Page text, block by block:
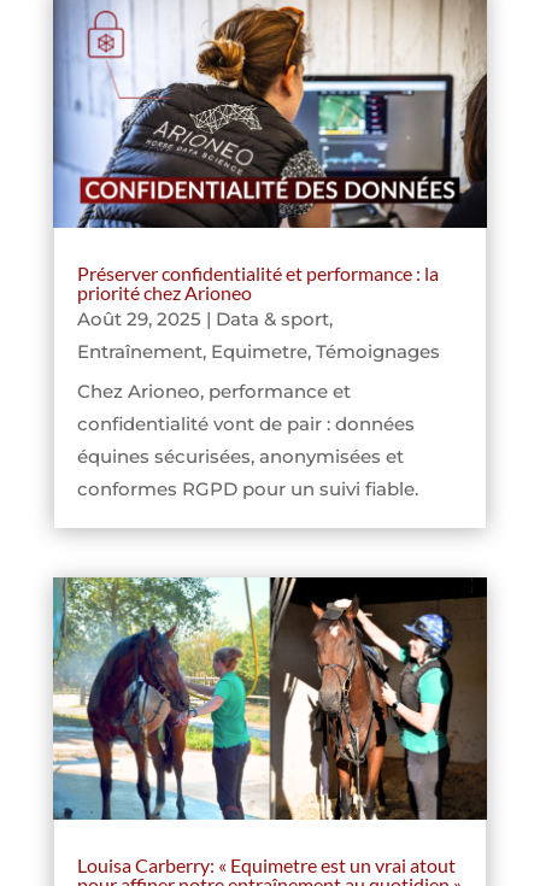
Préserver confidentialité et performance : la
priorité chez Arioneo
Août 29, 2025 | Data & sport,
Entraînement, Equimetre, Témoignages
Chez Arioneo, performance et
confidentialité vont de pair : données
équines sécurisées, anonymisées et
conformes RGPD pour un suivi fiable.
Louisa Carberry: « Equimetre est un vrai atout